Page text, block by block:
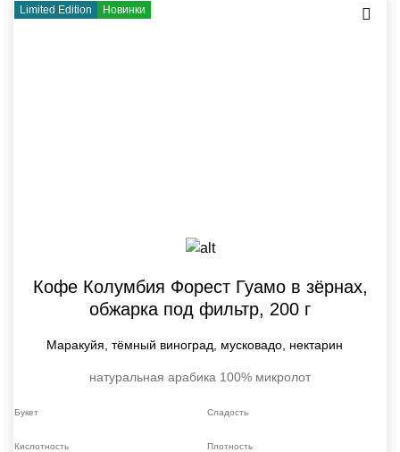
Limited Edition Новинки
Кофе Колумбия Форест Гуамо в зёрнах,
обжарка под фильтр, 200 г
Маракуйя, тёмный виноград, мусковадо, нектарин
натуральная арабика 100% микролот
Букет Сладость
Кислотность Плотность